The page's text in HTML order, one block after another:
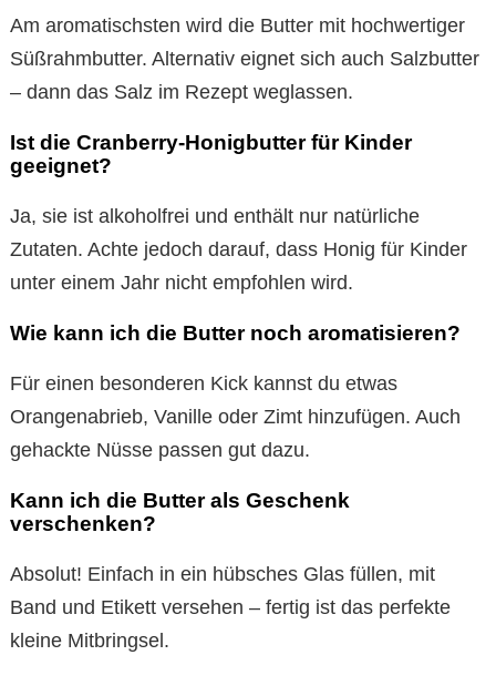
Am aromatischsten wird die Butter mit hochwertiger
Süßrahmbutter. Alternativ eignet sich auch Salzbutter
– dann das Salz im Rezept weglassen.
Ist die Cranberry-Honigbutter für Kinder
geeignet?
Ja, sie ist alkoholfrei und enthält nur natürliche
Zutaten. Achte jedoch darauf, dass Honig für Kinder
unter einem Jahr nicht empfohlen wird.
Wie kann ich die Butter noch aromatisieren?
Für einen besonderen Kick kannst du etwas
Orangenabrieb, Vanille oder Zimt hinzufügen. Auch
gehackte Nüsse passen gut dazu.
Kann ich die Butter als Geschenk
verschenken?
Absolut! Einfach in ein hübsches Glas füllen, mit
Band und Etikett versehen – fertig ist das perfekte
kleine Mitbringsel.